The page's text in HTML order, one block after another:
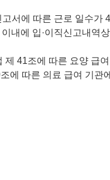
서에 따른 근로 일수가
내에 입·이직신고내역
41조에 따른 요양 급
에 따른 의료 급여 기관